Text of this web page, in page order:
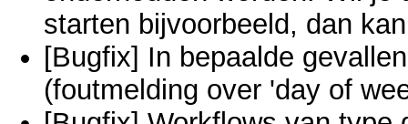
starten bijvoorbeeld, dan
[Bugfix] In bepaalde
(foutmelding over 'day of